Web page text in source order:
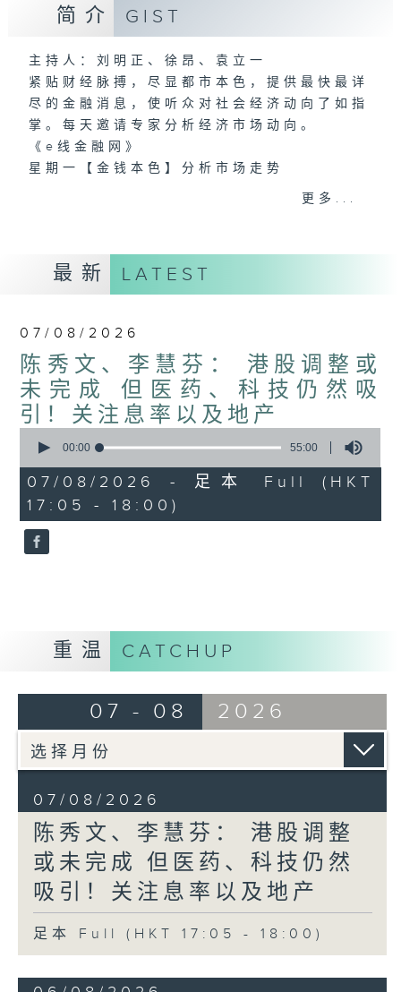
简介 GIST
主持人：刘明正、徐昂、袁立一
紧贴财经脉搏，尽显都市本色，提供最快最详
尽的金融消息，使听众对社会经济动向了如指
掌。每天邀请专家分析经济市场动向。
《e线金融网》
星期一【金钱本色】分析市场走势
星期二【Kingsir会客室】【巡铺寻铺】对话
星期四【解锁A股赛道】探索北水流向
星期五 【金钱本色——透视华尔街】直击美
走在理财第e线。
更多...
最新 LATEST
07/08/2026
陈秀文、李慧芬： 港股调整或
未完成 但医药、科技仍然吸
引！关注息率以及地产
seconds
55
minutes,
0
seconds
00:00 55:00
07/08/2026 - 足本 Full (HKT
17:05 - 18:00)
重温 CATCHUP
07 - 08 2026
07/08/2026
陈秀文、李慧芬： 港股调整
或未完成 但医药、科技仍然
吸引！关注息率以及地产
足本 Full (HKT 17:05 - 18:00)